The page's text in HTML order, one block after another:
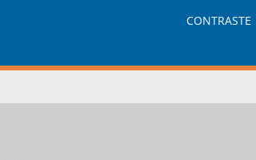
CONTRASTE